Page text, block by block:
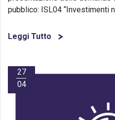
pubblico: ISL04 “Investimenti
Leggi Tutto
27
04